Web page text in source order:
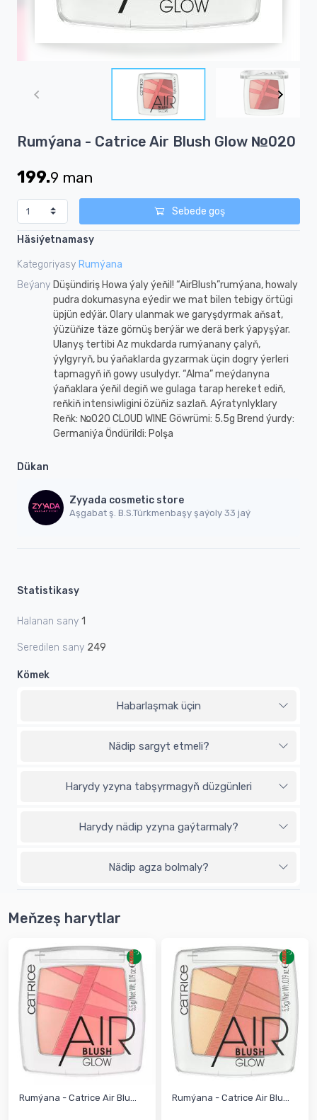
1
5
Rumýana - Catrice Air Blush Glow №020
199.9 man
Sebede goş
Häsiýetnamasy
Kategoriyasy Rumýana
Beýany Düşündiriş Howa ýaly ýeňil! “AirBlush”rumýana, howaly
pudra dokumasyna eýedir we mat bilen tebigy örtügi
üpjün edýär. Olary ulanmak we garyşdyrmak aňsat,
ýüzüňize täze görnüş berýär we derä berk ýapyşýar.
Ulanyş tertibi Az mukdarda rumýanany çalyň,
ýylgyryň, bu ýaňaklarda gyzarmak üçin dogry ýerleri
tapmagyň iň gowy usulydyr. “Alma” meýdanyna
ýaňaklara ýeňil degiň we gulaga tarap hereket ediň,
reňkiň intensiwligini özüňiz sazlaň. Aýratynlyklary
Reňk: №020 CLOUD WINE Göwrümi: 5.5g Brend ýurdy:
Germaniýa Öndürildi: Polşa
Dükan
Zyyada cosmetic store
Aşgabat ş. B.S.Türkmenbaşy şaýoly 33 jaý
Statistikasy
Halanan sany 1
Seredilen sany 249
Kömek
Habarlaşmak üçin
Nädip sargyt etmeli?
Harydy yzyna tabşyrmagyň düzgünleri
Harydy nädip yzyna gaýtarmaly?
Nädip agza bolmaly?
Meňzeş harytlar
Rumýana - Catrice Air Blu... Rumýana - Catrice Air Blu...